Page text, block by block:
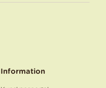
Information